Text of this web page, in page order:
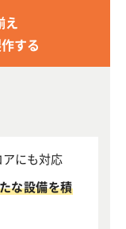
え
する
にも対応
な設備を積